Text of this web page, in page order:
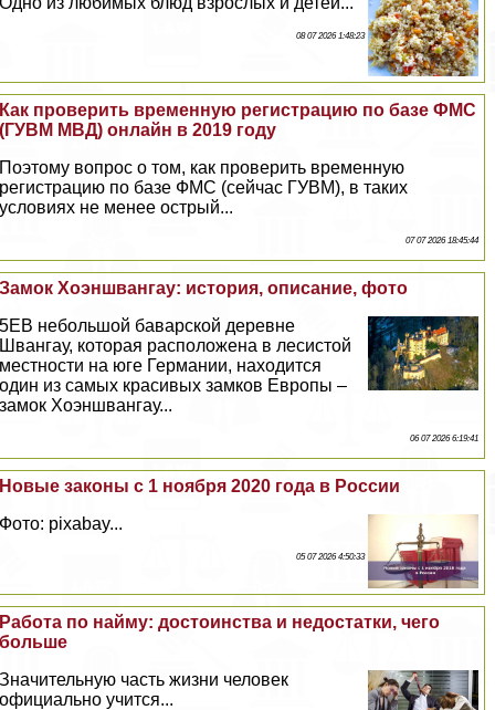
08 07 2026 1:48:23
Как проверить временную регистрацию по базе ФМС
(ГУВМ МВД) онлайн в 2019 году
Поэтому вопрос о том, как проверить временную
регистрацию по базе ФМС (сейчас ГУВМ), в таких
условиях не менее острый...
07 07 2026 18:45:44
Замок Хоэншвангау: история, описание, фото
5EВ небольшой баварской деревне
Швангау, которая расположена в лесистой
местности на юге Германии, находится
один из самых красивых замков Европы –
замок Хоэншвангау...
06 07 2026 6:19:41
Новые законы с 1 ноября 2020 года в России
Фото: pixabay...
05 07 2026 4:50:33
Работа по найму: достоинства и недостатки, чего
больше
Значительную часть жизни человек
официально учится...